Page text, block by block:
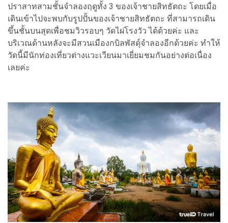
ปราสาทสามชั้นจำลองฤดูทั้ง 3 ของเจ้าชายสิทธัตถะ โดยเมื่อ
เดินเข้าไปจะพบกับรูปปั้นของเจ้าชายสิทธัตถะ ที่สามารถเดิน
ขึ้นชั้นบนสุดเพื่อชมวิวรอบๆ วัดไผ่โรงวัว ได้ด้วยค่ะ และ
บริเวณด้านหลังจะมีสวนเมืองกบิลพัสดุ์จำลองอีกด้วยค่ะ ทำให้
วัดนี้มีนักท่องเที่ยวต่างแวะเวียนมาเยี่ยมชมกันอย่างต่อเนื่อง
เลยค่ะ